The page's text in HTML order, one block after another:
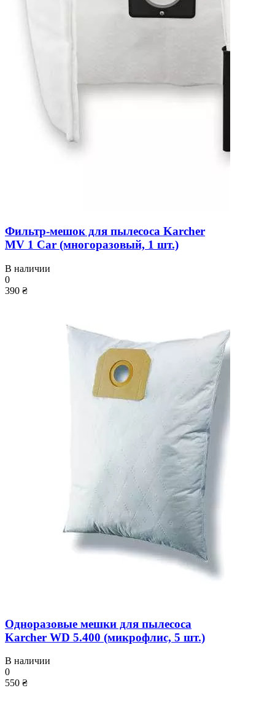
Фильтр-мешок для пылесоса Karcher
MV 1 Car (многоразовый, 1 шт.)
В наличии
0
390 ₴
Одноразовые мешки для пылесоса
Karcher WD 5.400 (микрофлис, 5 шт.)
В наличии
0
550 ₴